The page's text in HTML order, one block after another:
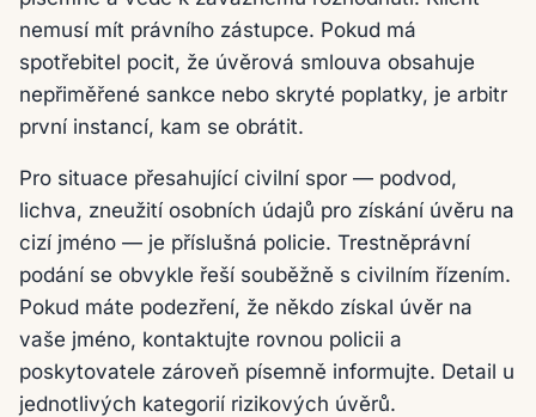
nemusí mít právního zástupce. Pokud má
spotřebitel pocit, že úvěrová smlouva obsahuje
nepřiměřené sankce nebo skryté poplatky, je arbitr
první instancí, kam se obrátit.
Pro situace přesahující civilní spor — podvod,
lichva, zneužití osobních údajů pro získání úvěru na
cizí jméno — je příslušná policie. Trestněprávní
podání se obvykle řeší souběžně s civilním řízením.
Pokud máte podezření, že někdo získal úvěr na
vaše jméno, kontaktujte rovnou policii a
poskytovatele zároveň písemně informujte. Detail u
jednotlivých kategorií rizikových úvěrů.